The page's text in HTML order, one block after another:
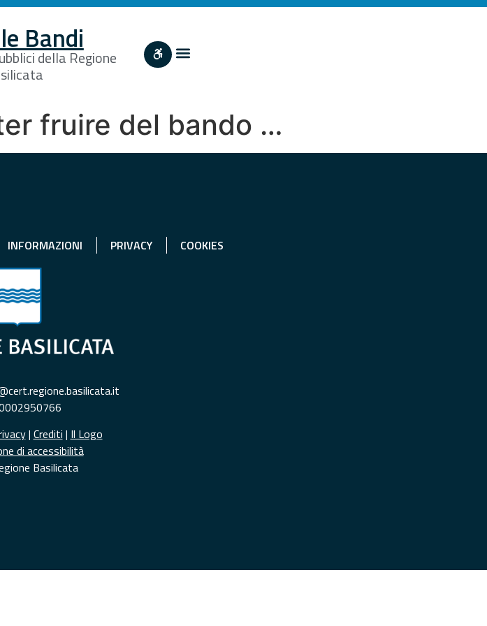
Bandi
della Regione
fruire del bando …
INFORMAZIONI PRIVACY COOKIES
| Crediti | Il Logo
di accessibilità
Basilicata